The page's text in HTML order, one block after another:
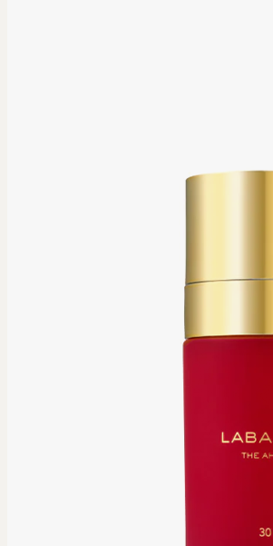
Dieptereiniging Gezicht
Forlle’d Behandeling
LABAREAU Facial
MeLine Pigmentbehandeling
Neutralisatie Donkere Kringen